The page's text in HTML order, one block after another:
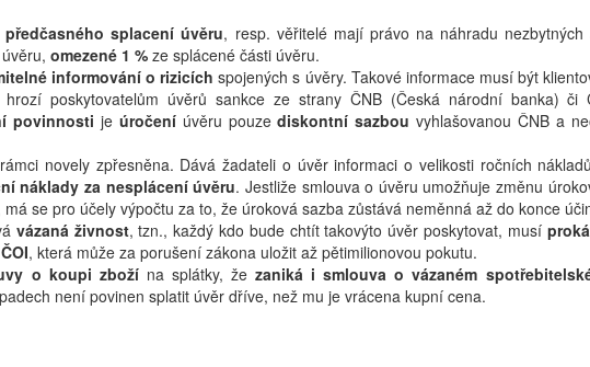
předčasného splacení úvěru, resp. věřitelé mají právo na náhradu
omezené 1 % ze splácené části úvěru.
informování o rizicích spojených s úvěry. Takové informace musí být
poskytovatelům úvěrů sankce ze strany ČNB (Česká národní banka) či
povinnosti je úročeníúvěru pouzediskontní sazbou vyhlašovanou ČNB a
novely zpřesněna. Dává žadateli o úvěr informaci o velikosti ročních
náklady za nesplácení úvěru. Jestliže smlouva o úvěru umožňuje změnu
se pro účely výpočtu za to, že úroková sazba zůstává neměnná až do konce
vázaná živnost, tzn., každý kdo bude chtít takovýto úvěr poskytovat, musí
, která může za porušení zákona uložit až pětimilionovou pokutu.
o koupi zbožína splátky, žezaniká i smlouva o vázaném
není povinen splatit úvěr dříve, než mu je vrácena kupní cena.